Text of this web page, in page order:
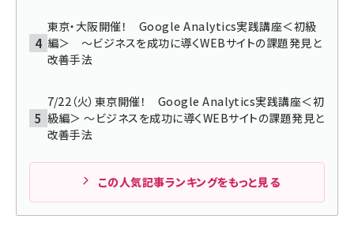
東京・大阪開催！ Google Analytics実践講座＜初級
編＞ 〜ビジネスを成功に導くWEBサイトの課題発見と
改善手法
7/22（火）東京開催！ Google Analytics実践講座＜初
級編＞ 〜ビジネスを成功に導くWEBサイトの課題発見と
改善手法
この人気記事ランキングをもっと見る